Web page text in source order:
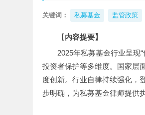
关键词： 私募基金 监管政策
【内容提要】
2025年私募基金行业呈现
投资者保护等多维度。国家层
度创新。行业自律持续强化，
步明确，为私募基金律师提供